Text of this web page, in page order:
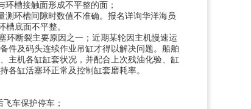
槽接触面形成不平整的面；
环槽间隙时数值不准确。 报名详询华洋海员
底面不平整。
环断裂主要原因之一；近期某轮因主机慢速运
件及码头连续作业吊缸才得以解决问题。船舶
主机各缸缸套状况，并配合上次残油化验、缸
各缸活塞环正常及控制缸套磨耗率。
车保护停车；